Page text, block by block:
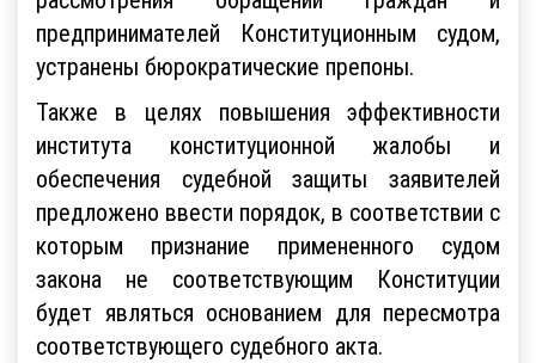
предпринимателей Конституционным судом,
устранены бюрократические препоны.
Также в целях повышения эффективности
института конституционной жалобы и
обеспечения судебной защиты заявителей
предложено ввести порядок, в соответствии с
которым признание примененного судом
закона не соответствующим Конституции
будет являться основанием для пересмотра
соответствующего судебного акта.